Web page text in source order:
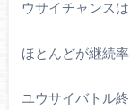
ウサイチャンス
ほとんどが継続率
ユウサイバトル